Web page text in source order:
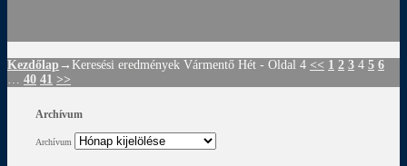
Kezdőlap →Keresési eredmények Vármentő Hét - Oldal 4 << 1 2 3 4 5 6
40 41 >>
Archívum
Archívum